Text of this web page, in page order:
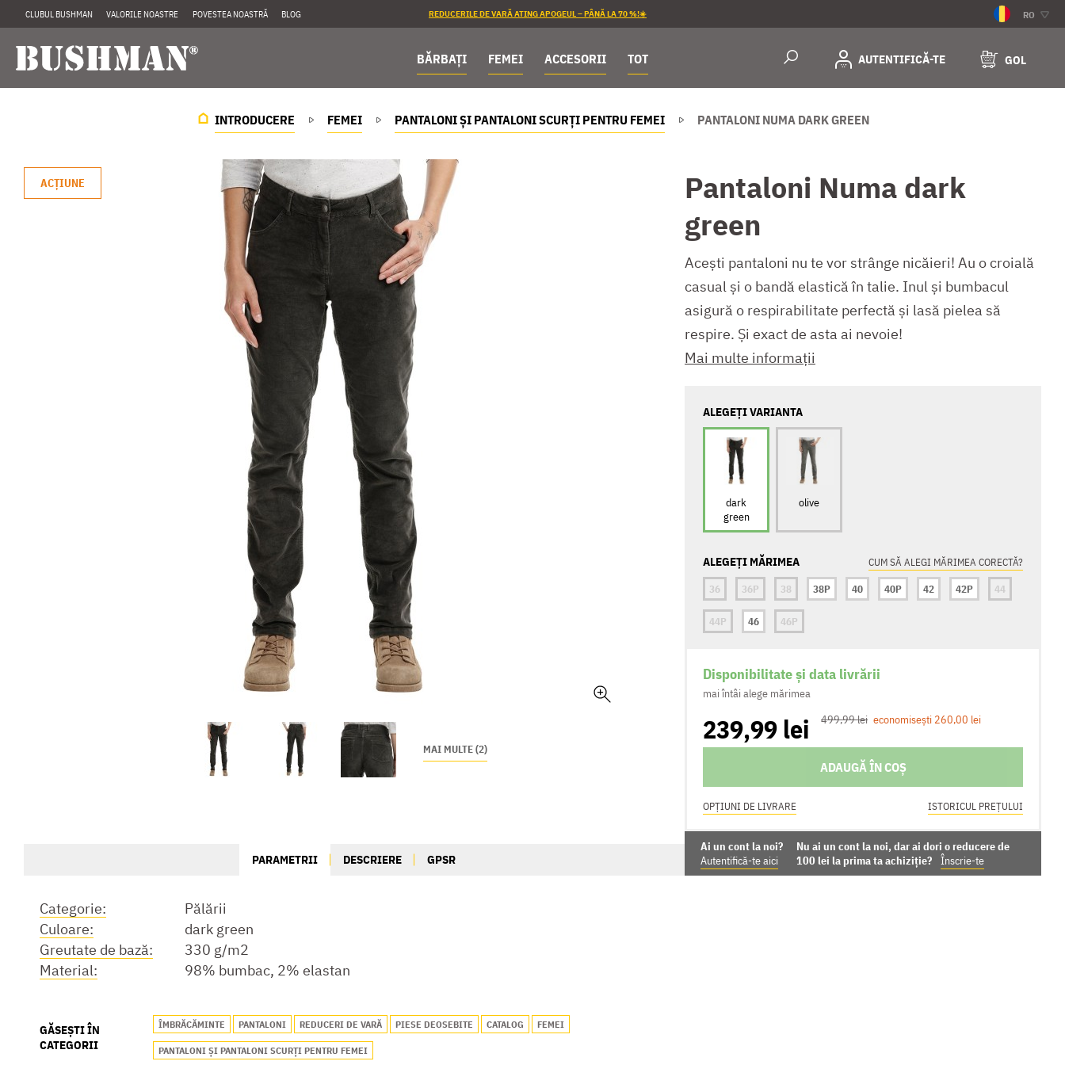
CLUBUL BUSHMAN VALORILE NOASTRE POVESTEA NOASTRĂ BLOG REDUCERILE DE VARĂ ATING APOGEUL – PÂNĂ LA 70 %!☀️ RO
BĂRBAȚI FEMEI ACCESORII TOT AUTENTIFICĂ-TE GOL
INTRODUCERE FEMEI PANTALONI ȘI PANTALONI SCURȚI PENTRU FEMEI PANTALONI NUMA DARK GREEN
ACŢIUNE
MAI MULTE (2)
Pantaloni Numa dark
green
Acești pantaloni nu te vor strânge nicăieri! Au o croială
casual și o bandă elastică în talie. Inul și bumbacul
asigură o respirabilitate perfectă și lasă pielea să
respire. Și exact de asta ai nevoie!
Mai multe informații
ALEGEȚI VARIANTA
dark
green
olive
ALEGEȚI MĂRIMEA
CUM SĂ ALEGI MĂRIMEA CORECTĂ?
36
36P 38 38P 40 40P 42 42P 44
44P 46 46P
Disponibilitate și data livrării
mai întâi alege mărimea
239,99 lei 499,99 lei economisești 260,00 lei
ADAUGĂ ÎN COȘ
OPȚIUNI DE LIVRARE ISTORICUL PREȚULUI
Ai un cont la noi?
Autentifică-te aici
Nu ai un cont la noi, dar ai dori o reducere de
100 lei la prima ta achiziție?
Înscrie-te
PARAMETRII DESCRIERE GPSR
Categorie:
Pălării
Culoare:
dark green
Greutate de bază:
330 g/m2
Material:
98% bumbac, 2% elastan
GĂSEȘTI ÎN
CATEGORII
ÎMBRĂCĂMINTE PANTALONI REDUCERI DE VARĂ PIESE DEOSEBITE CATALOG FEMEI
PANTALONI ȘI PANTALONI SCURȚI PENTRU FEMEI